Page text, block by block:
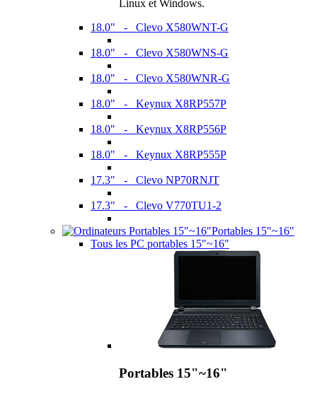
Linux et Windows.
18.0" - Clevo X580WNT-G
18.0" - Clevo X580WNS-G
18.0" - Clevo X580WNR-G
18.0" - Keynux X8RP557P
18.0" - Keynux X8RP556P
18.0" - Keynux X8RP555P
17.3" - Clevo NP70RNJT
17.3" - Clevo V770TU1-2
Portables 15"~16"
Tous les PC portables 15"~16"
Portables 15"~16"